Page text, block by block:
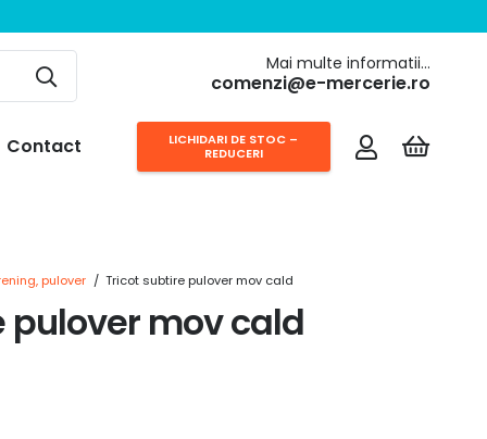
Mai multe informatii…
comenzi@e-mercerie.ro
Contact
LICHIDARI DE STOC –
REDUCERI
pulover / Tricot subtire pulover mov cald
mov cald